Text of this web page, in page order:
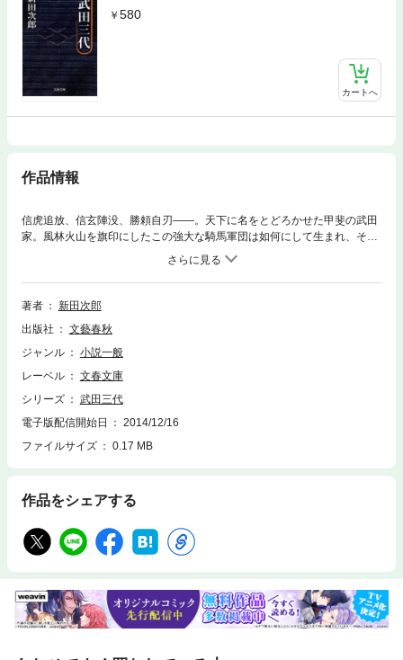
580
カートへ
作品情報
信虎追放、信玄陣没、勝頼自刃――。天下に名をとどろかせた甲斐の武田
家。風林火山を旗印にしたこの強大な騎馬軍団は如何にして生まれ、そし
て滅んだのか。信虎、信玄、勝頼という武田三代にまつわるさまざまなエ
ピソードから、埋もれた真実が明らかになる！ 著者の代表作『武田信
玄』の基礎をなしたともいえる七篇を集めた短篇集。
著者
新田次郎
出版社
文藝春秋
ジャンル
小説一般
レーベル
文春文庫
シリーズ
武田三代
電子版配信開始日
2014/12/16
ファイルサイズ
0.17 MB
作品をシェアする